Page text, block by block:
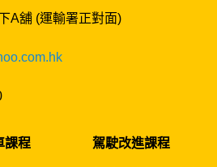
A舖 (運輸署正對面)
課程 駕駛改進課程